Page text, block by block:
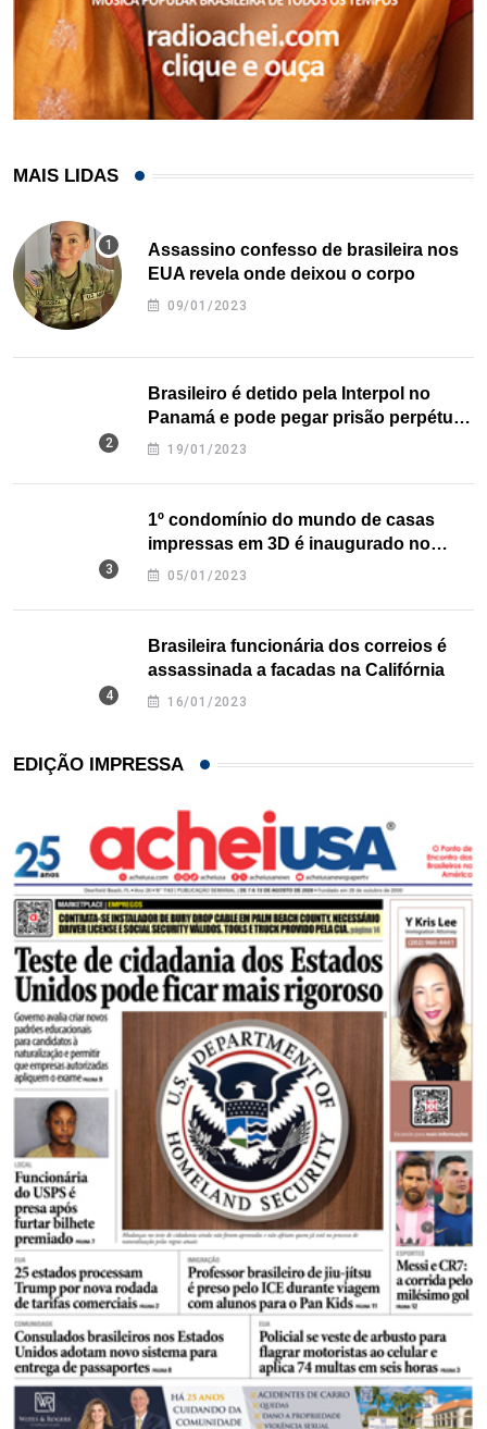
MAIS LIDAS
Assassino confesso de brasileira nos
EUA revela onde deixou o corpo
09/01/2023
Brasileiro é detido pela Interpol no
Panamá e pode pegar prisão perpétua
nos EUA
19/01/2023
1º condomínio do mundo de casas
impressas em 3D é inaugurado no
Texas
05/01/2023
Brasileira funcionária dos correios é
assassinada a facadas na Califórnia
16/01/2023
EDIÇÃO IMPRESSA